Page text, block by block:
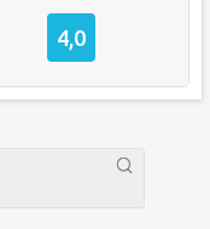
4,0